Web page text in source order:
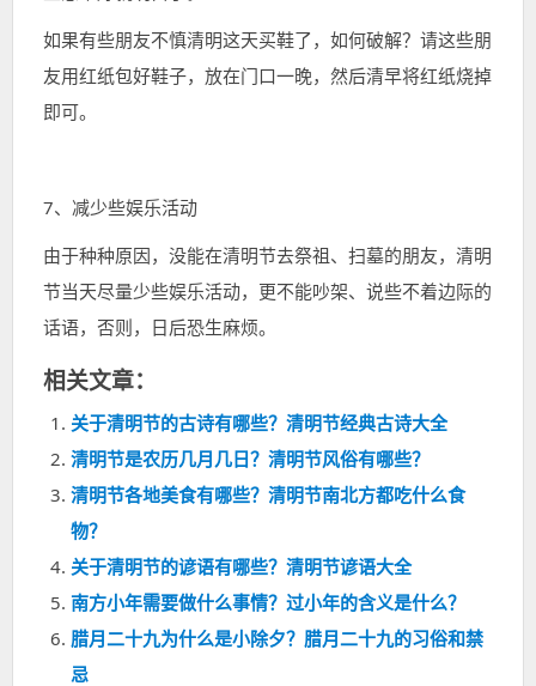
如果有些朋友不慎清明这天买鞋了，如何破解？请这些朋
友用红纸包好鞋子，放在门口一晚，然后清早将红纸烧掉
即可。
7、减少些娱乐活动
由于种种原因，没能在清明节去祭祖、扫墓的朋友，清明
节当天尽量少些娱乐活动，更不能吵架、说些不着边际的
话语，否则，日后恐生麻烦。
相关文章：
关于清明节的古诗有哪些？清明节经典古诗大全
清明节是农历几月几日？清明节风俗有哪些？
清明节各地美食有哪些？清明节南北方都吃什么食
物？
关于清明节的谚语有哪些？清明节谚语大全
南方小年需要做什么事情？过小年的含义是什么？
腊月二十九为什么是小除夕？腊月二十九的习俗和禁
忌